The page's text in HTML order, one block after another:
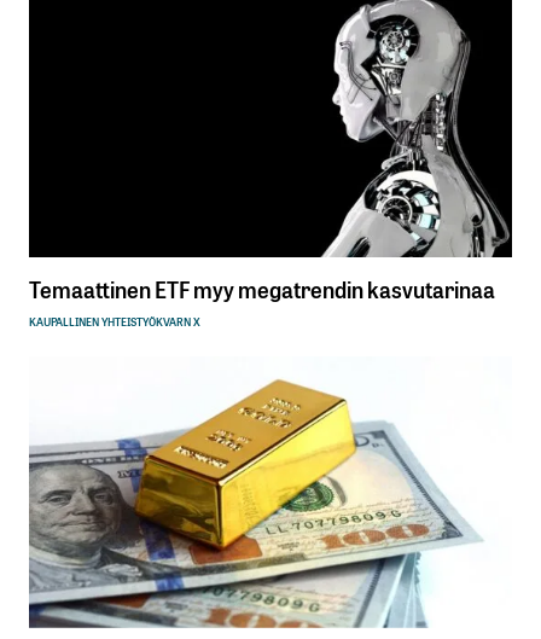
Temaattinen ETF myy megatrendin kasvutarinaa
KAUPALLINEN YHTEISTYÖKVARN X